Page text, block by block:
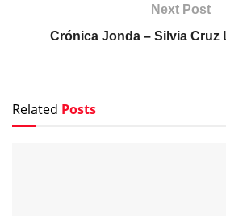
Next Post
Crónica Jonda – Silvia Cruz
Related Posts